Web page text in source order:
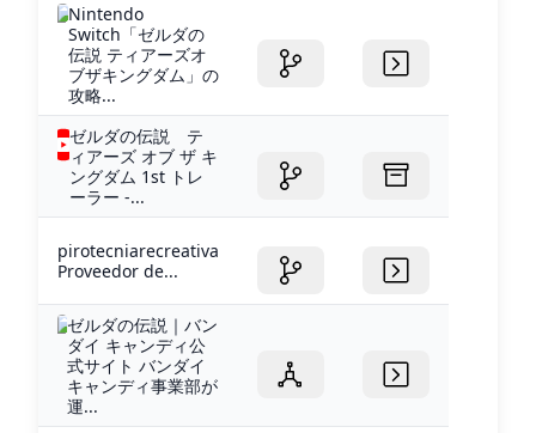
Nintendo
Switch「ゼルダの
伝説 ティアーズオ
ブザキングダム」の
攻略...
ゼルダの伝説 テ
ィアーズ オブ ザ キ
ングダム 1st トレ
ーラー -...
pirotecniarecreativa
Proveedor de...
ゼルダの伝説｜バン
ダイ キャンディ公
式サイト バンダイ
キャンディ事業部が
運...